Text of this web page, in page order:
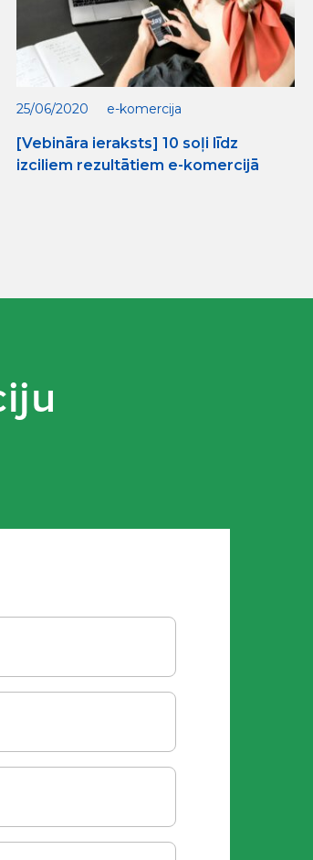
25/06/2020 e-komercija
[Vebināra ieraksts] 10 soļi līdz
izciliem rezultātiem e-komercijā